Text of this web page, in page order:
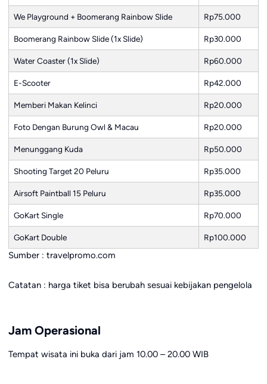
We Playground + Boomerang Rainbow Slide Rp75.000
Boomerang Rainbow Slide (1x Slide) Rp30.000
Water Coaster (1x Slide) Rp60.000
E-Scooter Rp42.000
Memberi Makan Kelinci Rp20.000
Foto Dengan Burung Owl & Macau Rp20.000
Menunggang Kuda Rp50.000
Shooting Target 20 Peluru Rp35.000
Airsoft Paintball 15 Peluru Rp35.000
GoKart Single Rp70.000
GoKart Double Rp100.000
Sumber : travelpromo.com
Catatan : harga tiket bisa berubah sesuai kebijakan pengelola
Jam Operasional
Tempat wisata ini buka dari jam 10.00 – 20.00 WIB